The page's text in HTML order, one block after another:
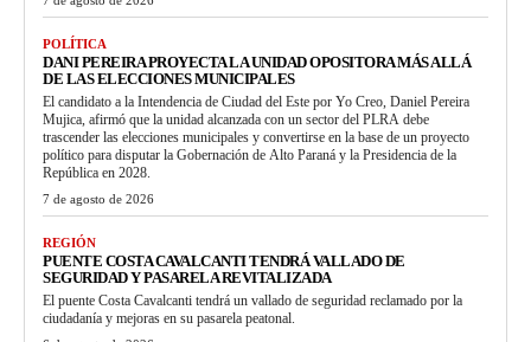
POLÍTICA
DANI PEREIRA PROYECTA LA UNIDAD OPOSITORA MÁS ALLÁ
DE LAS ELECCIONES MUNICIPALES
El candidato a la Intendencia de Ciudad del Este por Yo Creo, Daniel Pereira
Mujica, afirmó que la unidad alcanzada con un sector del PLRA debe
trascender las elecciones municipales y convertirse en la base de un proyecto
político para disputar la Gobernación de Alto Paraná y la Presidencia de la
República en 2028.
7 de agosto de 2026
REGIÓN
PUENTE COSTA CAVALCANTI TENDRÁ VALLADO DE
SEGURIDAD Y PASARELA REVITALIZADA
El puente Costa Cavalcanti tendrá un vallado de seguridad reclamado por la
ciudadanía y mejoras en su pasarela peatonal.